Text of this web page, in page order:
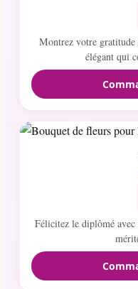
Montrez votre gratitude
élégant qui
Félicitez le diplômé